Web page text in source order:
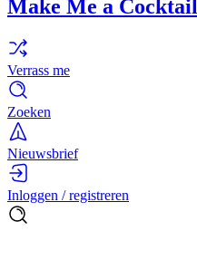
Make Me a Cocktail
Verrass me
Zoeken
Nieuwsbrief
Inloggen / registreren